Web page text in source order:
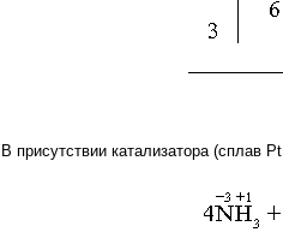
В присутствии катализатора (сплав